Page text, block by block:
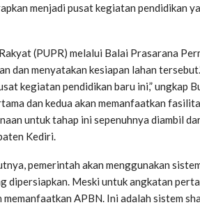
menjadi pusat kegiatan pendidikan
(PUPR) melalui Balai Prasarana
dan menyatakan kesiapan lahan
kegiatan pendidikan baru ini,” ungkap
dan kedua akan memanfaatkan
untuk tahap ini sepenuhnya diambil
Kediri.
pemerintah akan menggunakan
dipersiapkan. Meski untuk angkatan
APBN. Ini adalah sistem